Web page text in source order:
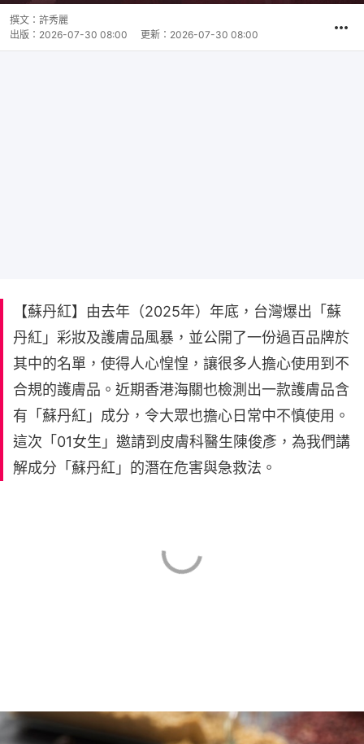
撰文： 許秀麗
出版： 2026-07-30 08:00 更新： 2026-07-30 08:00
【蘇丹紅】由去年（2025年）年底，台灣爆出「蘇
丹紅」彩妝及護膚品風暴，並公開了一份過百品牌於
其中的名單，使得人心惶惶，讓很多人擔心使用到不
合規的護膚品。近期香港海關也檢測出一款護膚品含
有「蘇丹紅」成分，令大眾也擔心日常中不慎使用。
這次「01女生」邀請到皮膚科醫生陳俊彥，為我們講
解成分「蘇丹紅」的潛在危害與急救法。